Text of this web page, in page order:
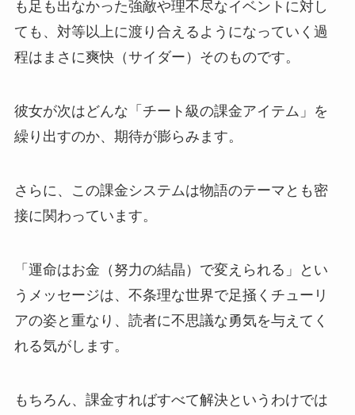
も足も出なかった強敵や理不尽なイベントに対し
ても、対等以上に渡り合えるようになっていく過
程はまさに爽快（サイダー）そのものです。
彼女が次はどんな「チート級の課金アイテム」を
繰り出すのか、期待が膨らみます。
さらに、この課金システムは物語のテーマとも密
接に関わっています。
「運命はお金（努力の結晶）で変えられる」とい
うメッセージは、不条理な世界で足掻くチューリ
アの姿と重なり、読者に不思議な勇気を与えてく
れる気がします。
もちろん、課金すればすべて解決というわけでは